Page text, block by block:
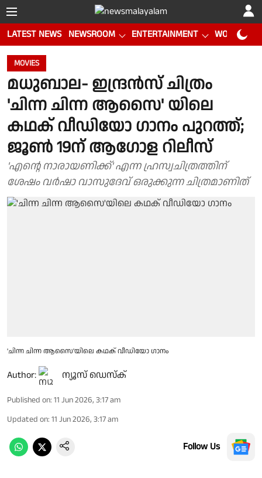
LATEST NEWS NEWSROOM ENTERTAINMENT WORLD CUP
MOVIES
മധുബാല- ഇന്ദ്രൻസ് ചിത്രം
'ചിന്ന ചിന്ന ആസൈ' യിലെ
കഥക് വീഡിയോ ഗാനം പുറത്ത്;
ജൂൺ 19ന് ആഗോള റിലീസ്
'എന്റെ നാരായണിക്ക്' എന്ന ഹ്രസ്വചിത്രത്തിന്
ശേഷം വർഷാ വാസുദേവ് ഒരുക്കുന്ന ചിത്രമാണിത്
'ചിന്ന ചിന്ന ആസൈ'യിലെ കഥക് വീഡിയോ ഗാനം
Author: ന്യൂസ് ഡെസ്ക്
Published on: 11 Jun 2026, 3:17 am
Updated on: 11 Jun 2026, 3:17 am
Follow Us